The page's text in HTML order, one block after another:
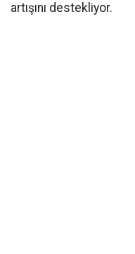
artışını destekliyor.